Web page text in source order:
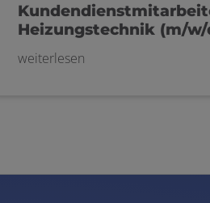
Heizungstechnik (m/w/
weiterlesen